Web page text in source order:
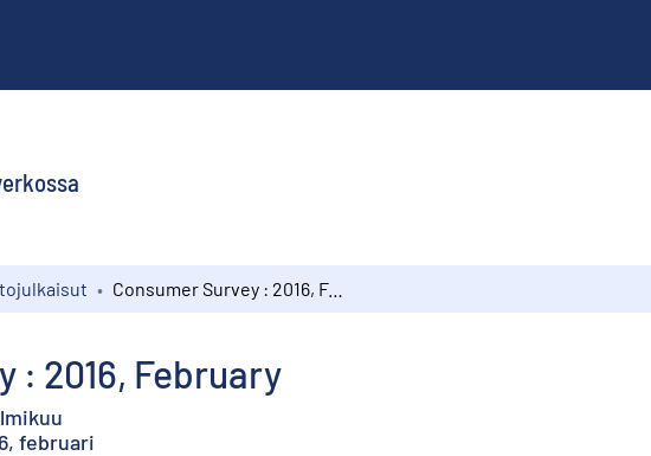
Consumer Survey : 2016, February
: 2016, February
februari